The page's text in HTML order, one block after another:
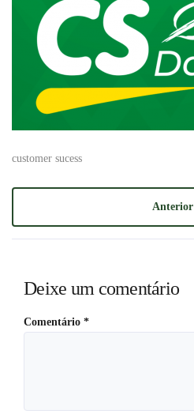
customer sucess
Anterior
Deixe um comentário
Comentário *